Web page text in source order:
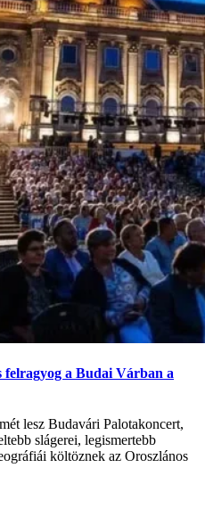
a Budai Várban a
lesz Budavári Palotakoncert,
slágerei, legismertebb
költöznek az Oroszlános